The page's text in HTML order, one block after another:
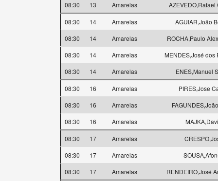
08:30
13 Amarelas AZEVEDO,Rafael
08:30 14 Amarelas
AGUIAR,João
08:30
14 Amarelas
ROCHA,Paulo
08:30
14 Amarelas
MENDES,José dos
08:30
14 Amarelas ENES,Manuel
08:30 16 Amarelas
PIRES,Jose
08:30
16 Amarelas
08:30
16 Amarelas
08:30 17 Amarelas
08:30
17 Amarelas
08:30
17 Amarelas RENDEIRO,José